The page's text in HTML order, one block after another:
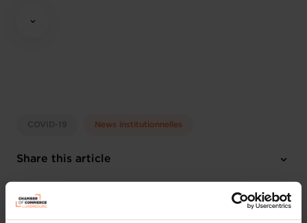
COVID-19 News institutionnelles
Share this article